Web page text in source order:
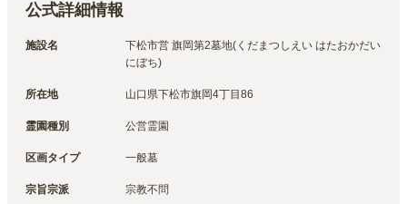
公式詳細情報
施設名
下松市営 旗岡第2墓地(くだまつしえい はたおかだい
にぼち)
所在地 山口県下松市旗岡4丁目86
霊園種別 公営霊園
区画タイプ 一般墓
宗旨宗派 宗教不問